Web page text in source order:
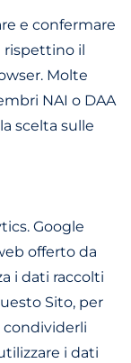
e confermare
rispettino il
Molte
NAI o DAA
scelta sulle
Google
offerto da
i dati raccolti
Sito, per
i dati